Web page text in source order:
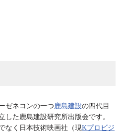
ゼネコンの一つ鹿島建設の四代目
した鹿島建設研究所出版会です。
なく日本技術映画社（現Kプロビジ